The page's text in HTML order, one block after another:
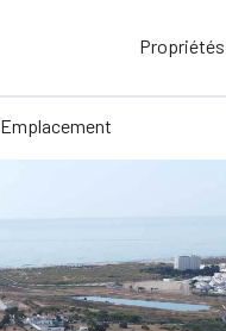
Propriétés
Emplacement